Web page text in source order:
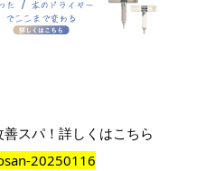
スパ！詳しくはこちら
20250116